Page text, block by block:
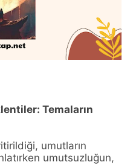
Temaların
umutların
umutsuzluğun,